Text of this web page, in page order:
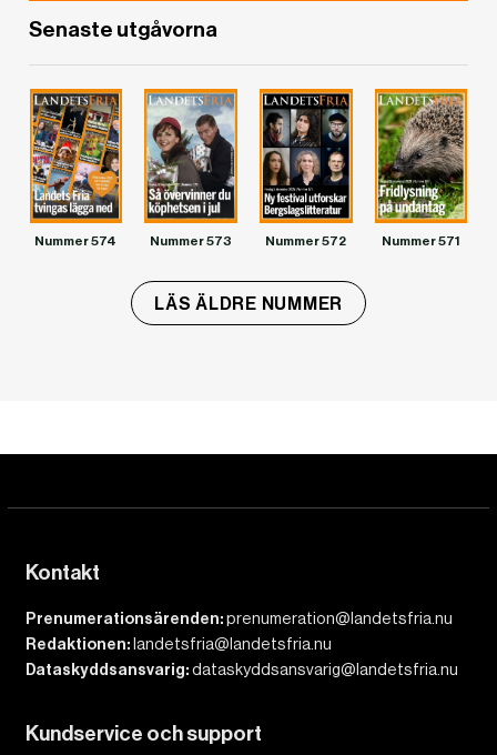
Senaste utgåvorna
Nummer 574 Nummer 573 Nummer 572 Nummer 571
LÄS ÄLDRE NUMMER
Kontakt
Prenumerationsärenden:prenumeration@landetsfria.nu
Redaktionen: landetsfria@landetsfria.nu
Dataskyddsansvarig:dataskyddsansvarig@landetsfria.nu
Kundservice och support